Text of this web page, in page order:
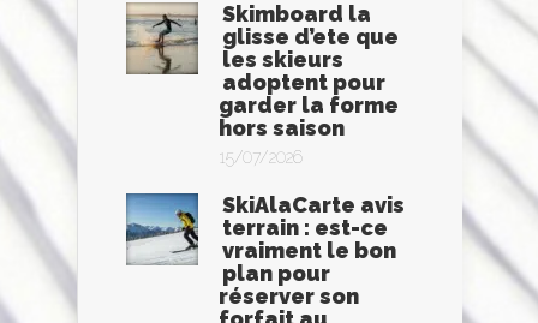
Skimboard la
glisse d’ete que
les skieurs
adoptent pour
garder la forme
hors saison
15/07/2026
SkiAlaCarte avis
terrain : est-ce
vraiment le bon
plan pour
réserver son